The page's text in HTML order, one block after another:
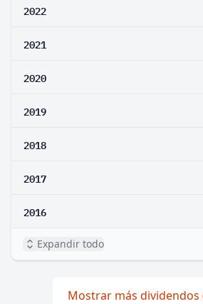
2022
2021
2020
2019
2018
2017
2016
Expandir todo
Mostrar más dividendos